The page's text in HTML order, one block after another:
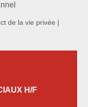
de la vie privée |
H/F